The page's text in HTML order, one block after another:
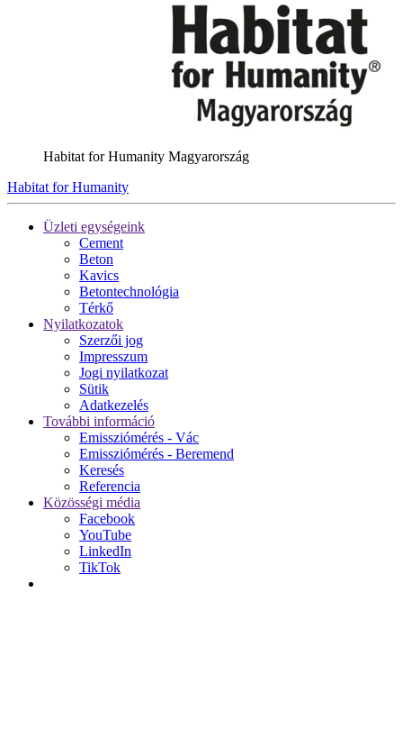
Habitat for Humanity Magyarország
Habitat for Humanity
Üzleti egységeink
Cement
Beton
Kavics
Betontechnológia
Térkő
Nyilatkozatok
Szerzői jog
Impresszum
Jogi nyilatkozat
Sütik
Adatkezelés
További információ
Emissziómérés - Vác
Emissziómérés - Beremend
Keresés
Referencia
Közösségi média
Facebook
YouTube
LinkedIn
TikTok